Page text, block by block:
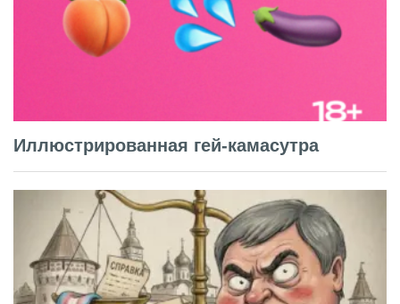
Иллюстрированная гей-камасутра